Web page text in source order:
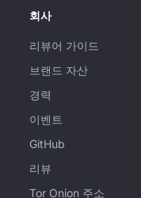
회사
리뷰어 가이드
브랜드 자산
경력
이벤트
GitHub
리뷰
Tor Onion 주소